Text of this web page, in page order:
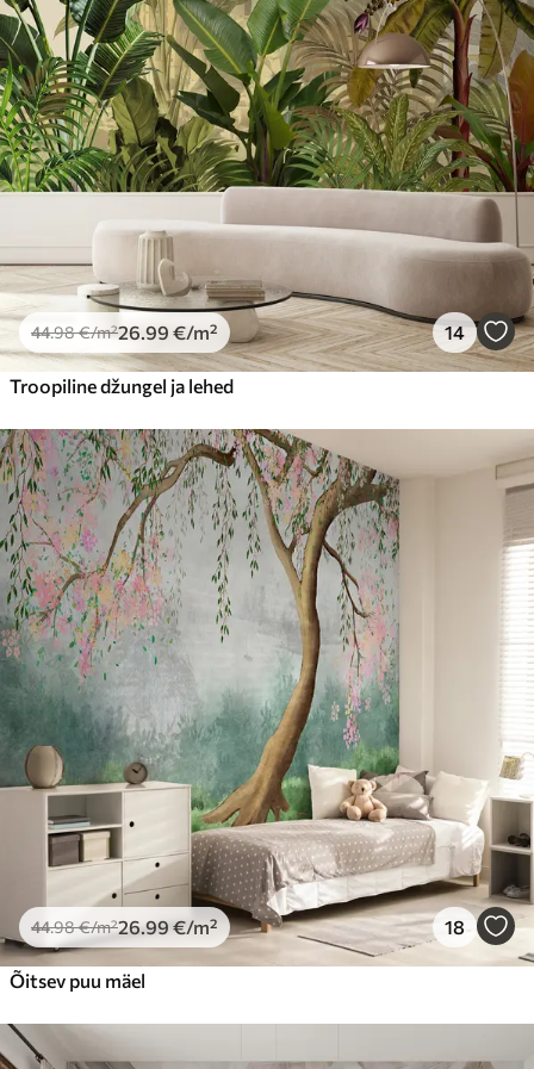
44.98€/m²26 .99 €/m² 14
Troopiline džungel ja lehed
44.98€/m²26.99 €/m² 18
Õitsev puu mäel